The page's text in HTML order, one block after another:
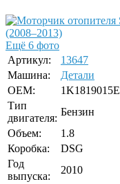
Ещё 6 фото
Артикул:
13647
Машина:
Детали
OEM:
1K1819015E
Тип
двигателя:
Бензин
Объем:
1.8
Коробка:
DSG
Год
выпуска:
2010